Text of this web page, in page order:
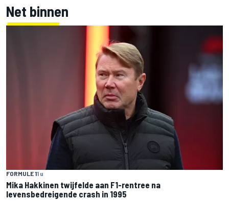
Net binnen
FORMULE 11 u
Mika Hakkinen twijfelde aan F1-rentree na
levensbedreigende crash in 1995